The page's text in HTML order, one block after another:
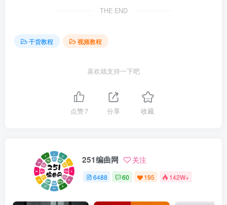
THE END
干货教程 视频教程
喜欢就支持一下吧
点赞7 分享 收藏
251编曲网 关注
6488 60 195 142W+